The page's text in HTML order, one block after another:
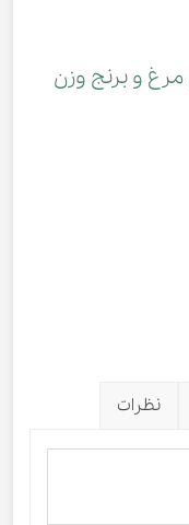
و برنج وزن
نظرات